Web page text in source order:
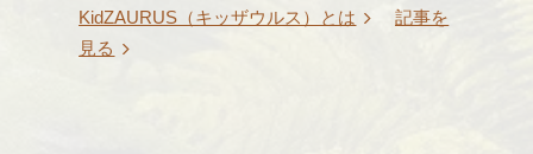
KidZAURUS（キッザウルス）とは
記事を
見る